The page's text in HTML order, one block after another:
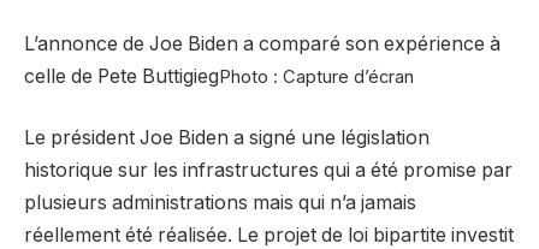
L’annonce de Joe Biden a comparé son expérience à
celle de Pete ButtigiegPhoto : Capture d’écran
Le président Joe Biden a signé une législation
historique sur les infrastructures qui a été promise par
plusieurs administrations mais qui n’a jamais
réellement été réalisée. Le projet de loi bipartite investit